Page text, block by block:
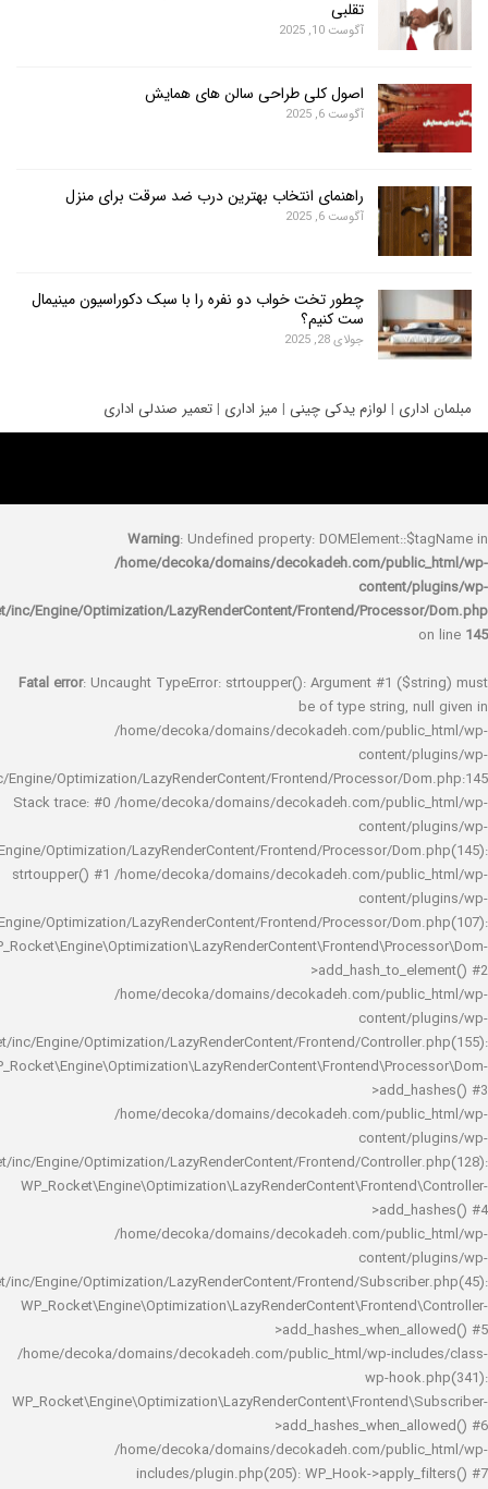
تقلبی
آگوست 10, 2025
اصول کلی طراحی سالن های همایش
آگوست 6, 2025
راهنمای انتخاب بهترین درب ضد سرقت برای منزل
آگوست 6, 2025
چطور تخت خواب دو نفره را با سبک دکوراسیون مینیمال
ست کنیم؟
جولای 28, 2025
|لوازم یدکی چینی|میز اداری| تعمیر صندلی اداری
Warning: Undefined property:
/home/decoka/domains/decokadeh.com/
rocket/inc/Engine/Optimization/LazyRenderContent/Frontend/
Fatal error : Uncaught TypeError: strtoupper(): Argument #1
be of type string,
/home/decoka/domains/decokadeh.com/
rocket/inc/Engine/Optimization/LazyRenderContent/Frontend/Processor/
Stack trace: #0 /home/decoka/domains/decokadeh.com/
rocket/inc/Engine/Optimization/LazyRenderContent/Frontend/Processor/
strtoupper() #1 /home/decoka/domains/decokadeh.com/
rocket/inc/Engine/Optimization/LazyRenderContent/Frontend/Processor/
/home/decoka/domains/decokadeh.com/
rocket/inc/Engine/Optimization/LazyRenderContent/Frontend/
/home/decoka/domains/decokadeh.com/
rocket/inc/Engine/Optimization/LazyRenderContent/Frontend/
/home/decoka/domains/decokadeh.com/
rocket/inc/Engine/Optimization/LazyRenderContent/Frontend/
/home/decoka/domains/decokadeh.com/public_html/wp-
wp-
/home/decoka/domains/decokadeh.com/
includes/plugin.php(205): WP_Hook-